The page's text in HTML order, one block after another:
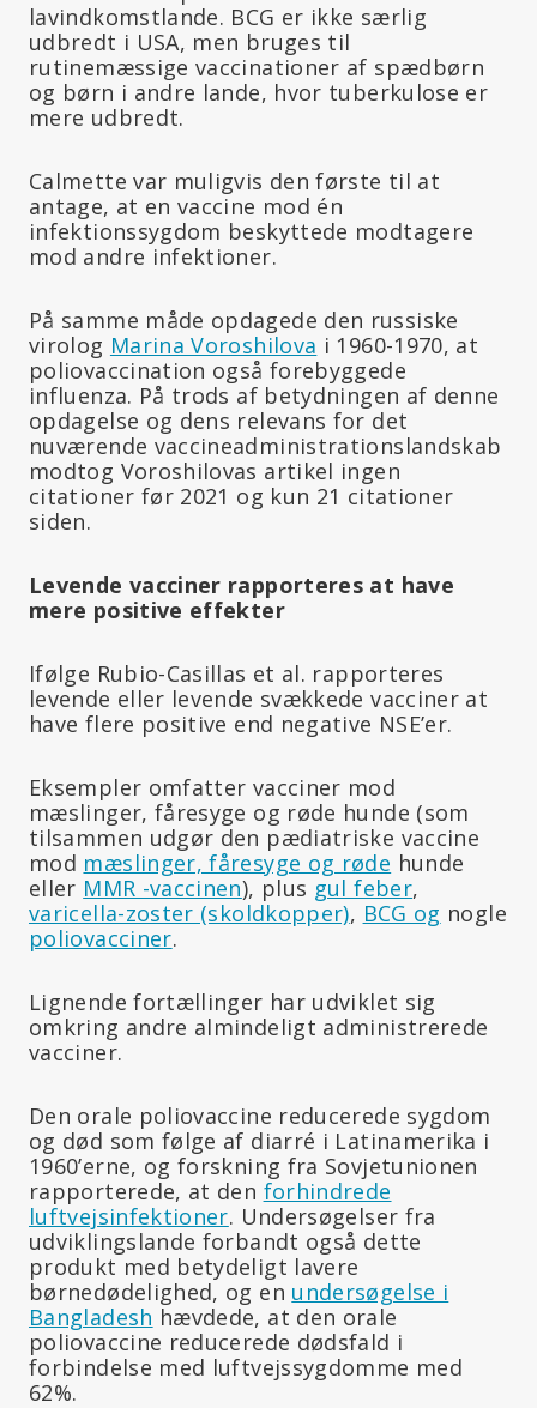
lavindkomstlande. BCG er ikke særlig
udbredt i USA, men bruges til
rutinemæssige vaccinationer af spædbørn
og børn i andre lande, hvor tuberkulose er
mere udbredt.
Calmette var muligvis den første til at
antage, at en vaccine mod én
infektionssygdom beskyttede modtagere
mod andre infektioner.
På samme måde opdagede den russiske
virolog Marina Voroshilova i 1960-1970, at
poliovaccination også forebyggede
influenza. På trods af betydningen af denne
opdagelse og dens relevans for det
nuværende vaccineadministrationslandskab
modtog Voroshilovas artikel ingen
citationer før 2021 og kun 21 citationer
siden.
Levende vacciner rapporteres at have
mere positive effekter
Ifølge Rubio-Casillas et al. rapporteres
levende eller levende svækkede vacciner at
have flere positive end negative NSE’er.
Eksempler omfatter vacciner mod
mæslinger, fåresyge og røde hunde (som
tilsammen udgør den pædiatriske vaccine
mod mæslinger, fåresyge og røde hunde
eller MMR -vaccinen), plus gul feber,
varicella-zoster (skoldkopper), BCG og nogle
poliovacciner.
Lignende fortællinger har udviklet sig
omkring andre almindeligt administrerede
vacciner.
Den orale poliovaccine reducerede sygdom
og død som følge af diarré i Latinamerika i
1960’erne, og forskning fra Sovjetunionen
rapporterede, at den forhindrede
luftvejsinfektioner. Undersøgelser fra
udviklingslande forbandt også dette
produkt med betydeligt lavere
børnedødelighed, og en undersøgelse i
Bangladesh hævdede, at den orale
poliovaccine reducerede dødsfald i
forbindelse med luftvejssygdomme med
62%.